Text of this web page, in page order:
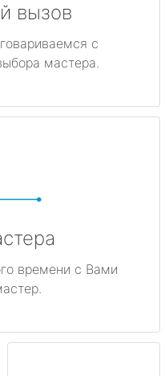
вызов
с
мастера.
времени с Вами